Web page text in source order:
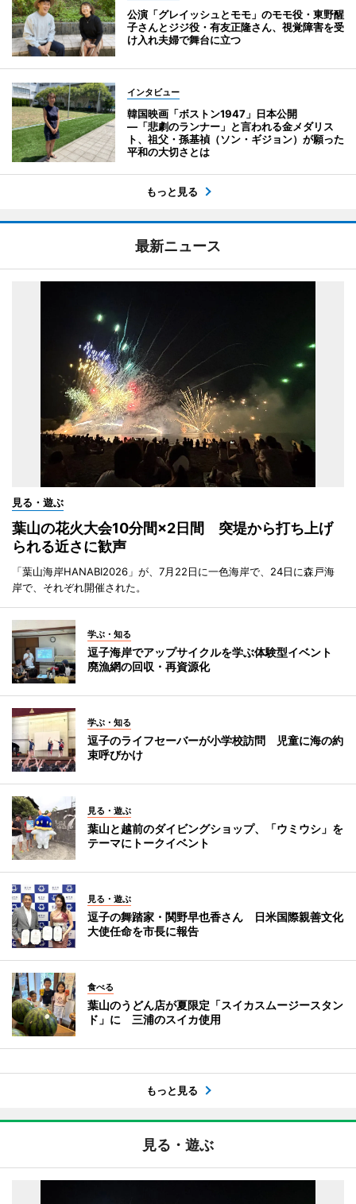
公演「グレイッシュとモモ」のモモ役・東野醒
子さんとジジ役・有友正隆さん、視覚障害を受
け入れ夫婦で舞台に立つ
インタビュー
韓国映画「ボストン1947」日本公開
―「悲劇のランナー」と言われる金メダリス
ト、祖父・孫基禎（ソン・ギジョン）が願った
平和の大切さとは
もっと見る
最新ニュース
見る・遊ぶ
葉山の花火大会10分間×2日間 突堤から打ち上げ
られる近さに歓声
「葉山海岸HANABI2026」が、7月22日に一色海岸で、24日に森戸海
岸で、それぞれ開催された。
学ぶ・知る
逗子海岸でアップサイクルを学ぶ体験型イベント
廃漁網の回収・再資源化
学ぶ・知る
逗子のライフセーバーが小学校訪問 児童に海の約
束呼びかけ
見る・遊ぶ
葉山と越前のダイビングショップ、「ウミウシ」を
テーマにトークイベント
見る・遊ぶ
逗子の舞踏家・関野早也香さん 日米国際親善文化
大使任命を市長に報告
食べる
葉山のうどん店が夏限定「スイカスムージースタン
ド」に 三浦のスイカ使用
もっと見る
見る・遊ぶ